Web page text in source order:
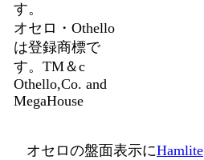
す。
オセロ・Othello
は登録商標で
す。TM＆c
Othello,Co. and
MegaHouse
オセロの盤面表示にHamlite